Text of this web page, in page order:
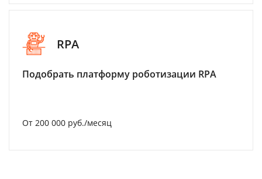
RPA
Подобрать платформу роботизации RPA
От 200 000 руб./месяц